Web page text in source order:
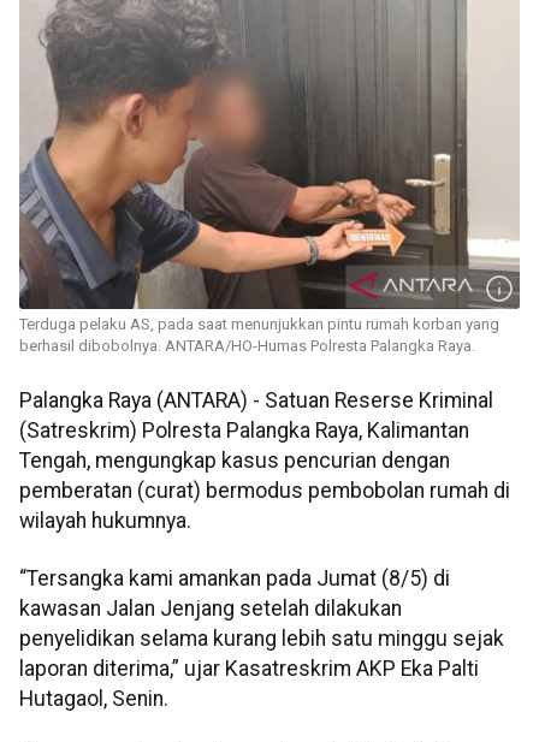
Terduga pelaku AS, pada saat menunjukkan pintu rumah korban yang
berhasil dibobolnya. ANTARA/HO-Humas Polresta Palangka Raya.
Palangka Raya (ANTARA) - Satuan Reserse Kriminal
(Satreskrim) Polresta Palangka Raya, Kalimantan
Tengah, mengungkap kasus pencurian dengan
pemberatan (curat) bermodus pembobolan rumah di
wilayah hukumnya.
“Tersangka kami amankan pada Jumat (8/5) di
kawasan Jalan Jenjang setelah dilakukan
penyelidikan selama kurang lebih satu minggu sejak
laporan diterima,” ujar Kasatreskrim AKP Eka Palti
Hutagaol, Senin.